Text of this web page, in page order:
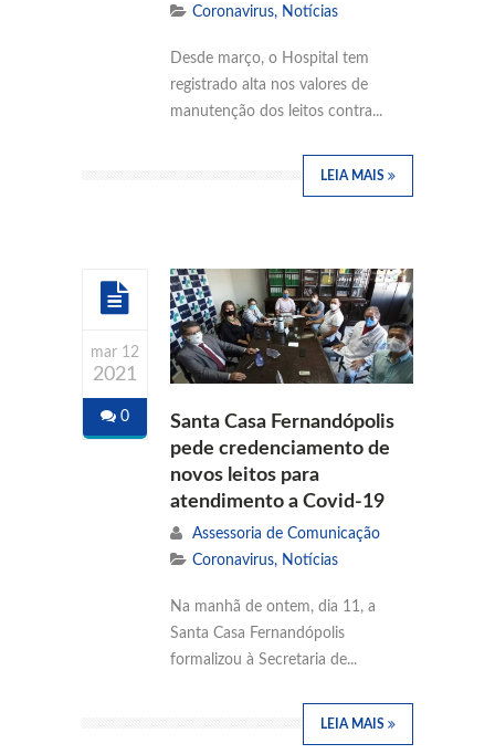
Coronavirus, Notícias
Desde março, o Hospital tem
registrado alta nos valores de
manutenção dos leitos contra...
LEIA MAIS
mar 12
2021
0
Santa Casa Fernandópolis
pede credenciamento de
novos leitos para
atendimento a Covid-19
Assessoria de Comunicação
Coronavirus, Notícias
Na manhã de ontem, dia 11, a
Santa Casa Fernandópolis
formalizou à Secretaria de...
LEIA MAIS